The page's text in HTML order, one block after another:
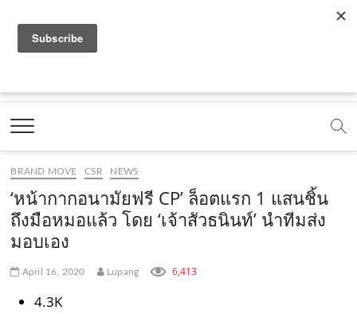
a
e
b
o
o
k
.
c
o
o
t
b
e
.
c
o
m
.
o
e
m
e
t
g
r
a
.
t
k
c
m
Marketing Oops!
DIGITAL | CREATIVE | ADVERTISING | CAMPAIGN |
BRAND MOVE CSR NEWS
‘หน้ากากอนามัยฟรี CP’ ล็อตแรก 1 แสนชิ้น
ถึงมือหมอแล้ว โดย ‘เจ้าสัวธนินท์’ นำทีมส่ง
มอบเอง
April 16, 2020 Lupang 6,413
4.3K